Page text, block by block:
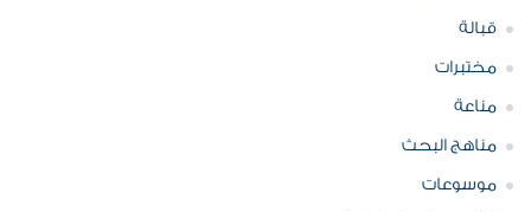
قبالة
مختبرات
مناعة
مناهج البحث
موسوعات